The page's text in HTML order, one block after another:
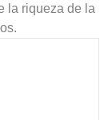
la riqueza de la